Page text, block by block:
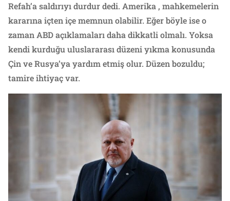
Refah’a saldırıyı durdur dedi. Amerika , mahkemelerin
kararına içten içe memnun olabilir. Eğer böyle ise o
zaman ABD açıklamaları daha dikkatli olmalı. Yoksa
kendi kurduğu uluslararası düzeni yıkma konusunda
Çin ve Rusya’ya yardım etmiş olur. Düzen bozuldu;
tamire ihtiyaç var.